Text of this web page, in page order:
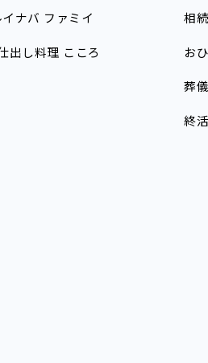
ナバ ファミイ
出し料理 こころ
相
お
葬
終